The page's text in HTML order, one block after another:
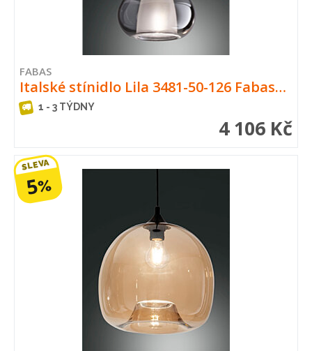
FABAS
Italské stínidlo Lila 3481-50-126 Fabas…
1 - 3 TÝDNY
4 106 Kč
SLEVA
5%